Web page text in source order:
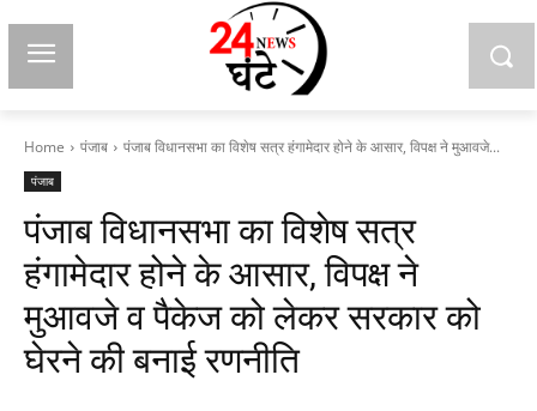
Home पंजाब पंजाब विधानसभा का विशेष सत्र हंगामेदार होने के आसार, विपक्ष ने मुआवजे...
पंजाब
पंजाब विधानसभा का विशेष सत्र
हंगामेदार होने के आसार, विपक्ष ने
मुआवजे व पैकेज को लेकर सरकार को
घेरने की बनाई रणनीति